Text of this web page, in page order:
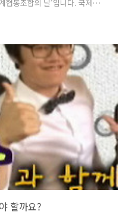
협동조합의 날'입니다. 국제협
시작했습니다. 지난 2008년
상황에 잘 대처했습니다. 오히려
하여 지역사회를 튼튼하게 하
발전과 사회적 책임을 동시에
년 12월 뉴욕에서 열린 제64차
해로 선포했습니다. 협동조합
할까요?